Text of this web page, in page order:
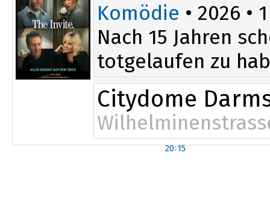
Komödie • 2026 •
Nach 15 Jahren
totgelaufen zu
Citydome
20:15